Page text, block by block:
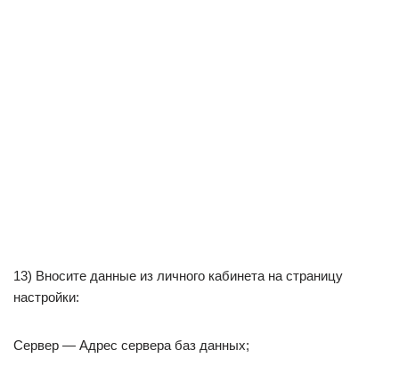
13) Вносите данные из личного кабинета на страницу
настройки:
Сервер — Адрес сервера баз данных;